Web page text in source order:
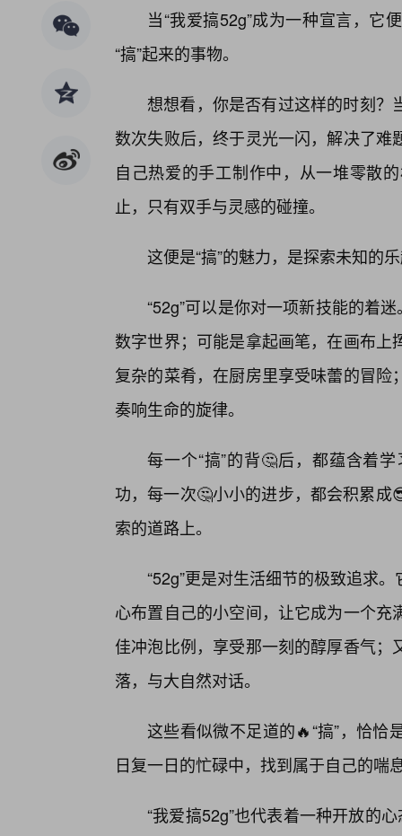
当“我爱搞52g”成为一种宣言，它
“搞”起来的事物。
想想看，你是否有过这样的时刻？
数次失败后，终于灵光一闪，解决了
自己热爱的手工制作中，从一堆零散
止，只有双手与灵感的碰撞。
这便是“搞”的魅力，是探索未知的
“52g”可以是你对一项新技能的着
数字世界；可能是拿起画笔，在画布
复杂的菜肴，在厨房里享受味蕾的冒
奏响生命的旋律。
每一个“搞”的背🤔后，都蕴含着
功，每一次🤔小小的进步，都会积累
索的道路上。
“52g”更是对生活细节的极致追求
心布置自己的小空间，让它成为一个
佳冲泡比例，享受那一刻的醇厚香气
落，与大自然对话。
这些看似微不足道的🔥“搞”，恰
日复一日的忙碌中，找到属于自己的喘
“我爱搞52g”也代表着一种开放的